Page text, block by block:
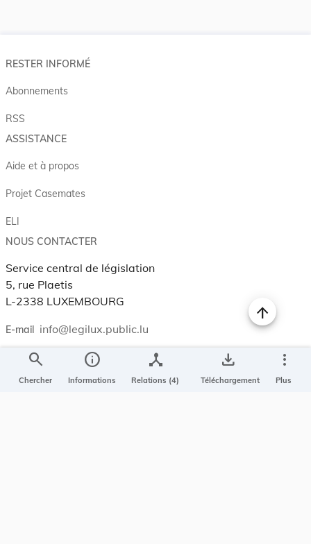
search
Chercher
info
Informations
device_hub
Relations (4)
save_alt
Téléchargement
more_vert
Plus
RESTER INFORMÉ
Abonnements
RSS
ASSISTANCE
Aide et à propos
Projet Casemates
ELI
NOUS CONTACTER
Service central de législation
5, rue Plaetis
L-2338 LUXEMBOURG
E-mail info@legilux.public.lu